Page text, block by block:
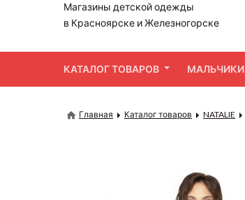
Магазины детской одежды
в Красноярске и Железногорске
КАТАЛОГ ТОВАРОВ МАЛЬЧИКИ
Главная Каталог товаров NATALIE